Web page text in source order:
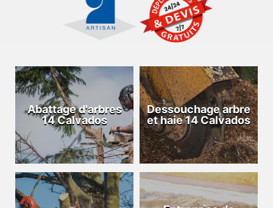
Abattage d'arbres
14 Calvados
Dessouchage arbre
et haie 14 Calvados